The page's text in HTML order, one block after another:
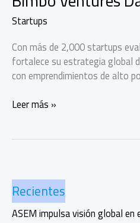
Startups
Con más de 2,000 startups
fortalece su estrategia global
con emprendimientos de alto
Innovación
Bimbo
Ventures
Day
Leer más »
Recientes
ASEM impulsa visión global en